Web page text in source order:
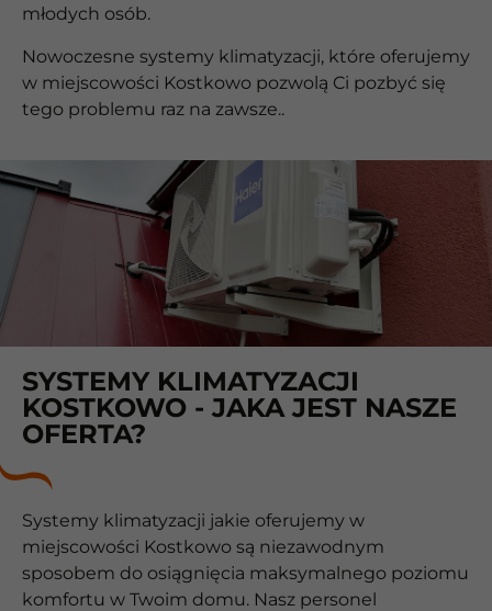
młodych osób.
Nowoczesne systemy klimatyzacji, które oferujemy
w miejscowości Kostkowo pozwolą Ci pozbyć się
tego problemu raz na zawsze..
SYSTEMY KLIMATYZACJI
KOSTKOWO - JAKA JEST NASZE
OFERTA?
Systemy klimatyzacji jakie oferujemy w
miejscowości Kostkowo są niezawodnym
sposobem do osiągnięcia maksymalnego poziomu
komfortu w Twoim domu. Nasz personel